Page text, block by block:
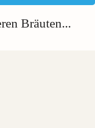
Bräuten...